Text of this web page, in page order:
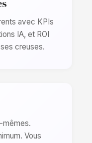
avec KPIs
IA, et ROI
creuses.
mêmes.
Vous